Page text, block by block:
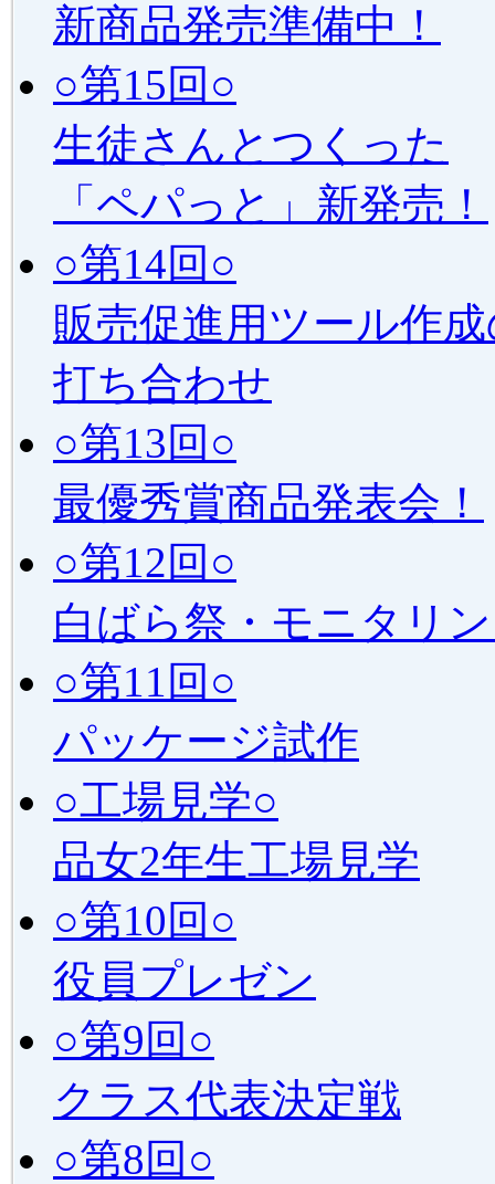
新商品発売準備中！
○第15回○
生徒さんとつくった
「ペパっと」新発売！
○第14回○
販売促進用ツール作
打ち合わせ
○第13回○
最優秀賞商品発表会！
○第12回○
白ばら祭・モニタリ
○第11回○
パッケージ試作
○工場見学○
品女2年生工場見学
○第10回○
役員プレゼン
○第9回○
クラス代表決定戦
○第8回○